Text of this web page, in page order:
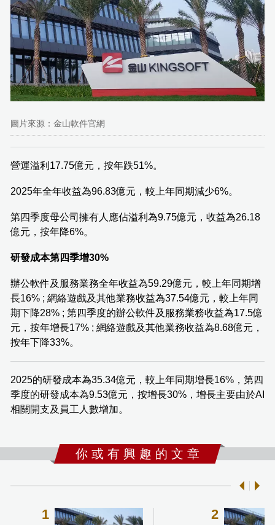
圖片來源：金山軟件官網
營運溢利17.75億元，按年跌51%。
2025年全年收益為96.83億元，較上年同期減少6%。
第四季度母公司擁有人應佔溢利為9.75億元，收益為26.18
億元，按年降6%。
研發成本第四季增30%
辦公軟件及服務業務全年收益為59.29億元，較上年同期增
長16% ; 網絡遊戲及其他業務收益為37.54億元，較上年同
期下降28% ; 第四季度的辦公軟件及服務業務收益為17.5億
元，按年增長17% ; 網絡遊戲及其他業務收益為8.68億元，
按年下降33%。
2025的研發成本為35.34億元，較上年同期增長16%，第四
季度的研發成本為9.53億元，按增長30%，增長主要由於AI
相關開支及員工人數增加。
你 或 有 興 趣 的 文 章